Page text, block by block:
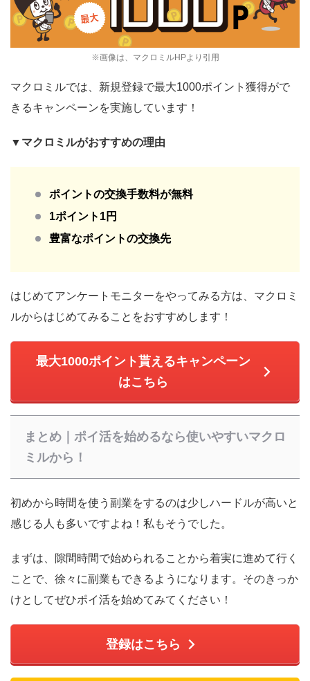
※画像は、マクロミルHPより引用
マクロミルでは、新規登録で最大1000ポイント獲得がで
きるキャンペーンを実施しています！
▼マクロミルがおすすめの理由
ポイントの交換手数料が無料
1ポイント1円
豊富なポイントの交換先
はじめてアンケートモニターをやってみる方は、マクロミ
ルからはじめてみることをおすすめします！
最大1000ポイント貰えるキャンペーン
はこちら
まとめ｜ポイ活を始めるなら使いやすいマクロ
ミルから！
初めから時間を使う副業をするのは少しハードルが高いと
感じる人も多いですよね！私もそうでした。
まずは、隙間時間で始められることから着実に進めて行く
ことで、徐々に副業もできるようになります。そのきっか
けとしてぜひポイ活を始めてみてください！
登録はこちら